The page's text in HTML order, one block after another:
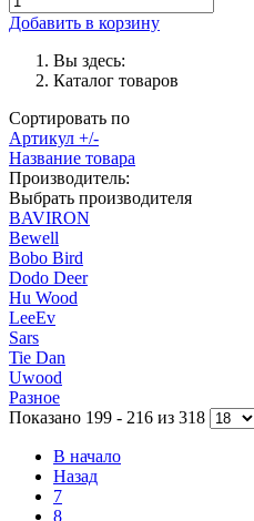
Добавить в корзину
Вы здесь:
Каталог товаров
Сортировать по
Артикул +/-
Название товара
Производитель:
Выбрать производителя
BAVIRON
Bewell
Bobo Bird
Dodo Deer
Hu Wood
LeeEv
Sars
Tie Dan
Uwood
Разное
Показано 199 - 216 из 318
В начало
Назад
7
8